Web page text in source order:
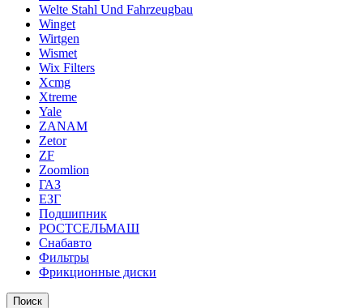
Welte Stahl Und Fahrzeugbau
Winget
Wirtgen
Wismet
Wix Filters
Xcmg
Xtreme
Yale
ZANAM
Zetor
ZF
Zoomlion
ГАЗ
ЕЗГ
Подшипник
РОСТСЕЛЬМАШ
Снабавто
Фильтры
Фрикционные диски
Поиск